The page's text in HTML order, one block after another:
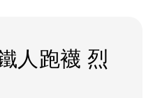
人跑襪 烈